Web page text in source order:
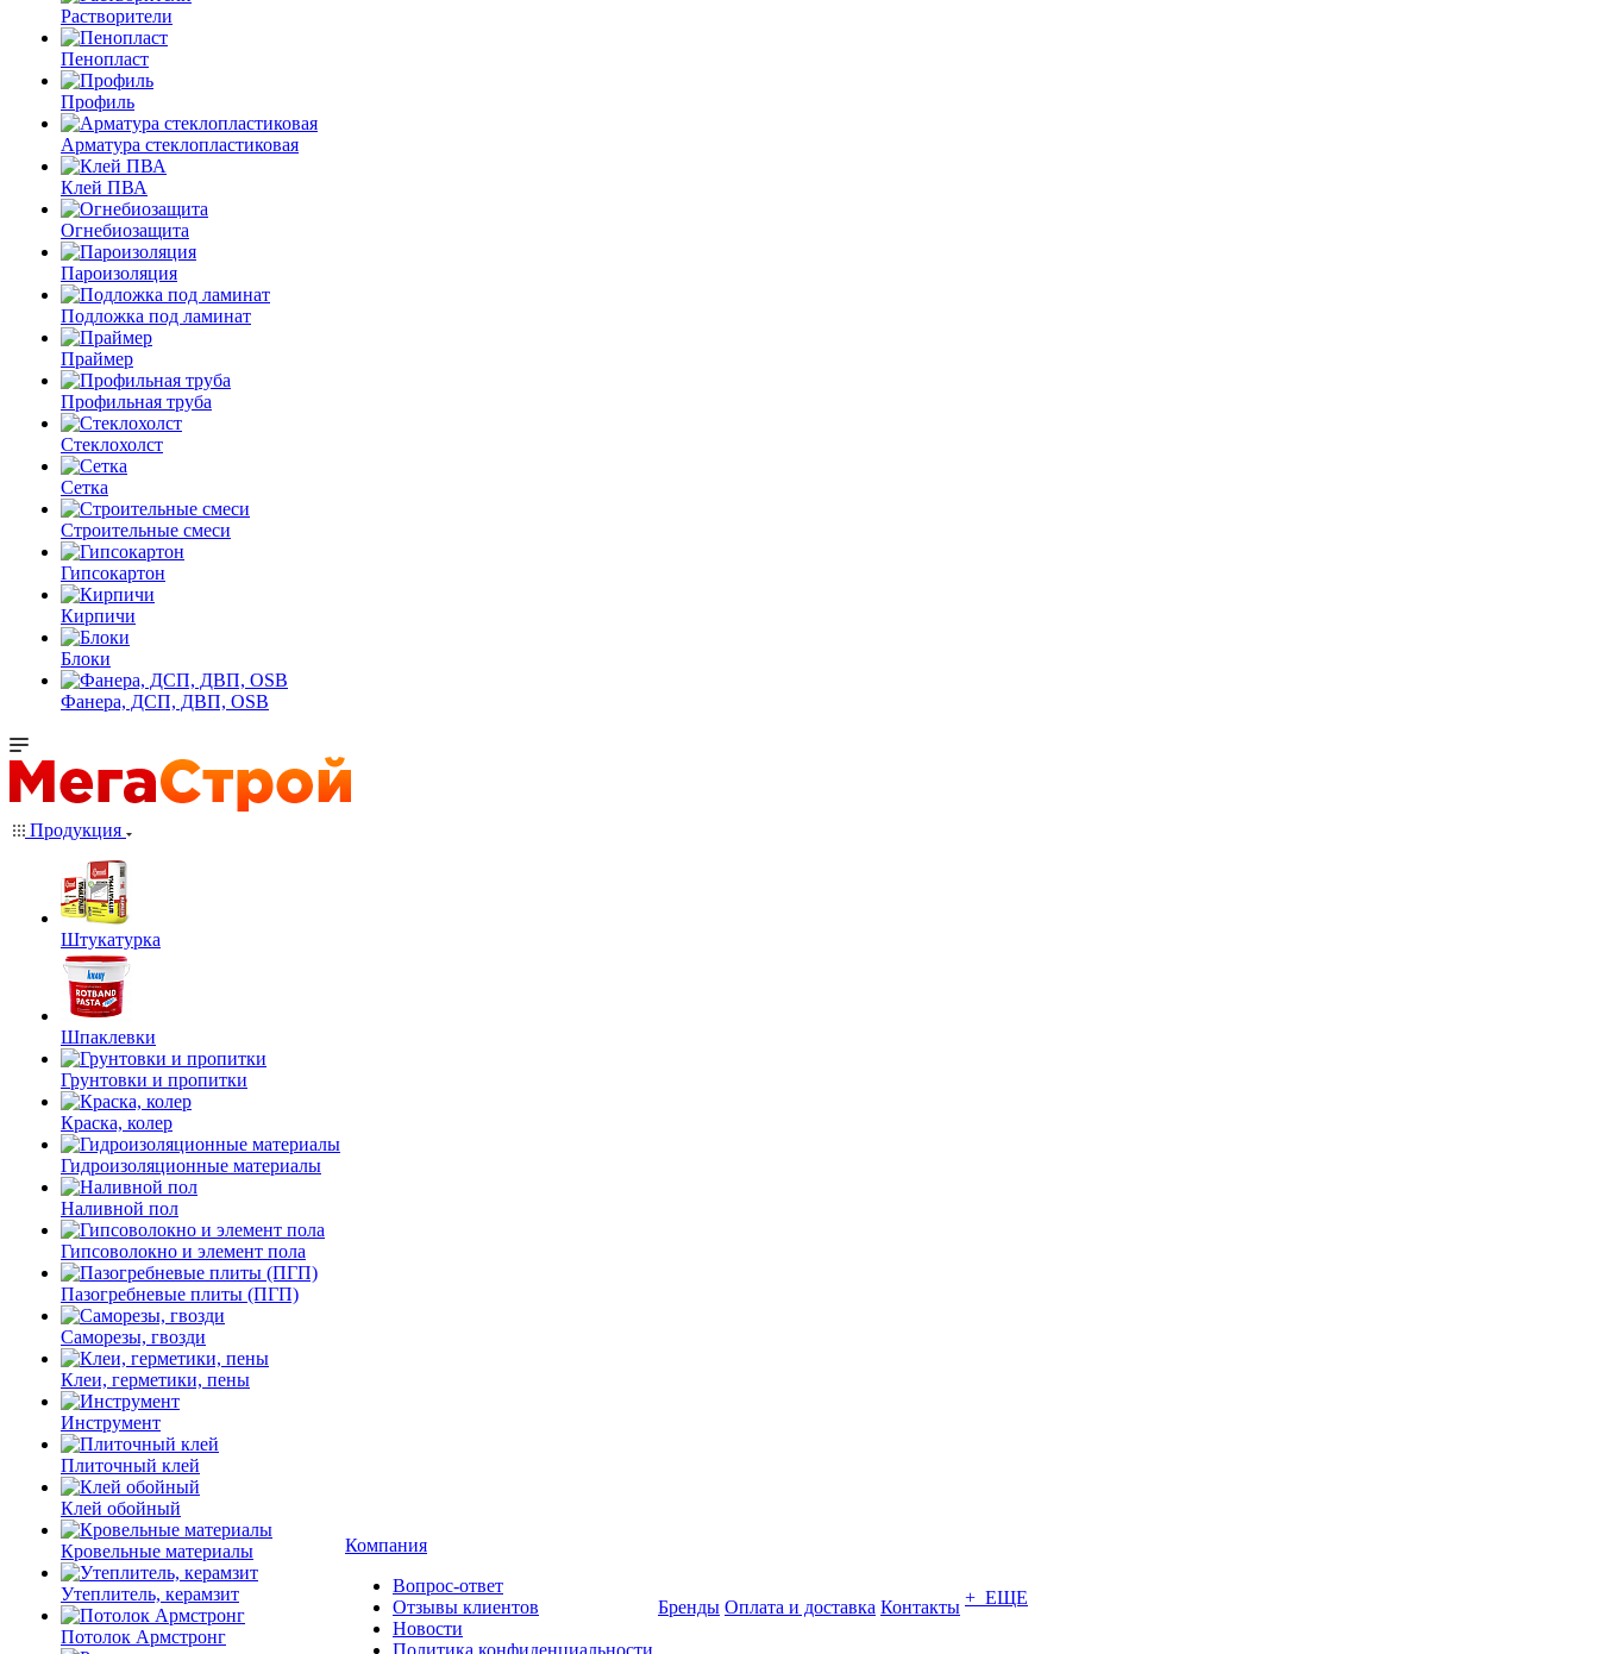
Растворители
Пенопласт
Профиль
Арматура стеклопластиковая
Клей ПВА
Огнебиозащита
Пароизоляция
Подложка под ламинат
Праймер
Профильная труба
Стеклохолст
Сетка
Строительные смеси
Гипсокартон
Кирпичи
Блоки
Фанера, ДСП, ДВП, OSB
Продукция
Штукатурка
Шпаклевки
Грунтовки и пропитки
Краска, колер
Гидроизоляционные материалы
Наливной пол
Гипсоволокно и элемент пола
Пазогребневые плиты (ПГП)
Саморезы, гвозди
Клеи, герметики, пены
Инструмент
Плиточный клей
Клей обойный
Кровельные материалы
Утеплитель, керамзит
Потолок Армстронг
Компания
Вопрос-ответ
Отзывы клиентов
Новости
Политика конфиденциальности
Бренды Оплата и доставка Контакты + ЕЩЕ